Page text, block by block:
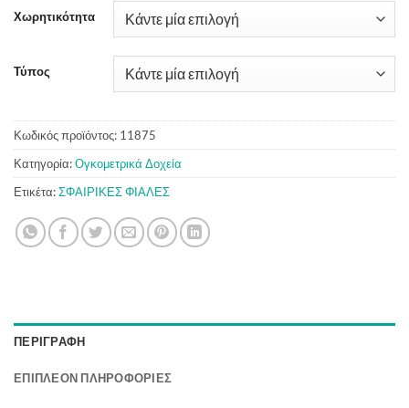
Χωρητικότητα
Τύπος
Κωδικός προϊόντος: 11875
Κατηγορία:Ογκομετρικά Δοχεία
Ετικέτα:ΣΦΑΙΡΙΚΕΣ ΦΙΑΛΕΣ
ΠΕΡΙΓΡΑΦΉ
ΕΠΙΠΛΈΟΝ ΠΛΗΡΟΦΟΡΊΕΣ